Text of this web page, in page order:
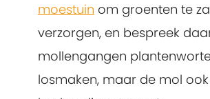
moestuin om groenten te
verzorgen, en bespreek
mollengangen
losmaken, maar de mol